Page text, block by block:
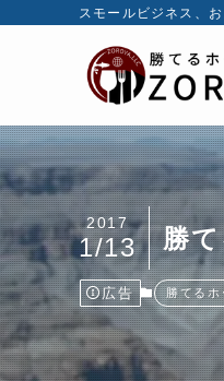
スモールビジネス、
勝
2017
1/13
広告 勝てる